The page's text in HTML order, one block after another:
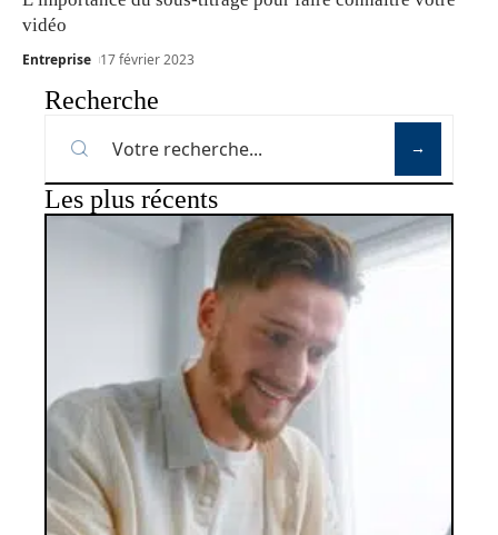
vidéo
Entreprise 17 février 2023
Recherche
Les plus récents